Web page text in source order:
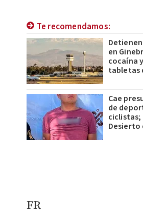
Te recomendamos:
en
cocaína
tabletas
Cae
de
ciclistas;
Desierto
FR